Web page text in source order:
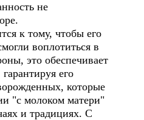
не
к тому, чтобы его
воплотиться в
это обеспечивает
его
которые
"с молоком матери"
и традициях. С